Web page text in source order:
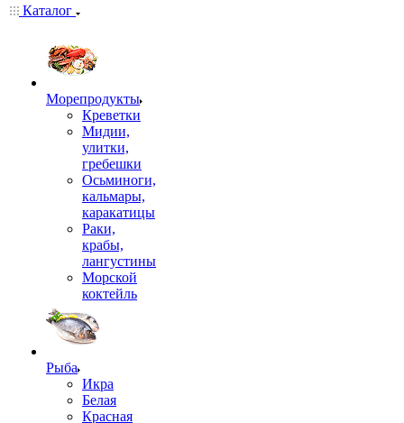
Каталог
Морепродукты
Креветки
Мидии,
улитки,
гребешки
Осьминоги,
кальмары,
каракатицы
Раки,
крабы,
лангустины
Морской
коктейль
Рыба
Икра
Белая
Красная